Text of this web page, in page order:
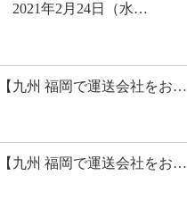
2021年2月24日（水…
九州 福岡で運送会社をお…
九州 福岡で運送会社をお…